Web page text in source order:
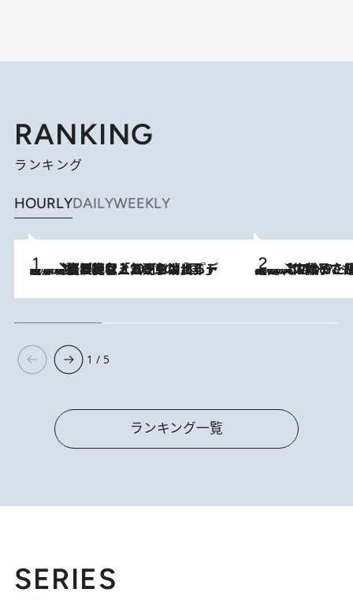
RANKING
ランキング
HOURLYDAILYWEEKLY
2026.8.5
【なぜ吉沢亮は「気配を消せる」のか？】興行収入208億の『国宝』を経て挑むミュージカル『ディア・エヴァン・ハンセン』。トップ俳優が舞台上でさらけ出した“孤独”とは 2026.8.5
【阿川佐和子さんの年とる力】なぜ70代で始めた趣味は“こんなに楽しい”のか？ ピアノ、俳句…スランプに陥っても続けられる“ある秘訣”とは
1 / 5
ランキング一覧
SERIES